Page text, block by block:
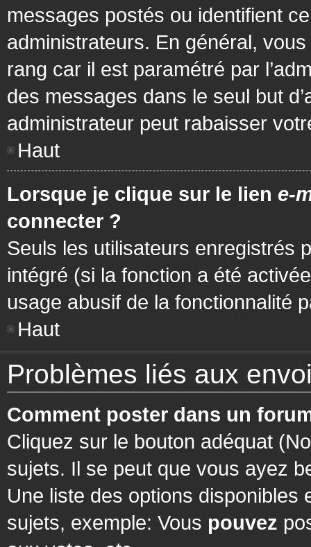
messages postés ou identifient
administrateurs. En général,
rang car il est paramétré par
des messages dans le seul but
administrateur peut rabaisser
Haut
Lorsque je clique sur le lien e-
connecter ?
Seuls les utilisateurs enregistrés
intégré (si la fonction a été
usage abusif de la fonctionnalité
Haut
Problèmes liés aux
Comment poster dans un
Cliquez sur le bouton adéquat
sujets. Il se peut que vous ayez
Une liste des options
sujets, exemple: Vous pouvez